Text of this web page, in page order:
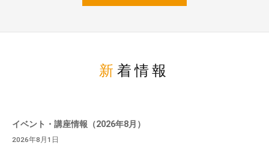
新着情報
イベント・講座情報（2026年8月）
2026年8月1日